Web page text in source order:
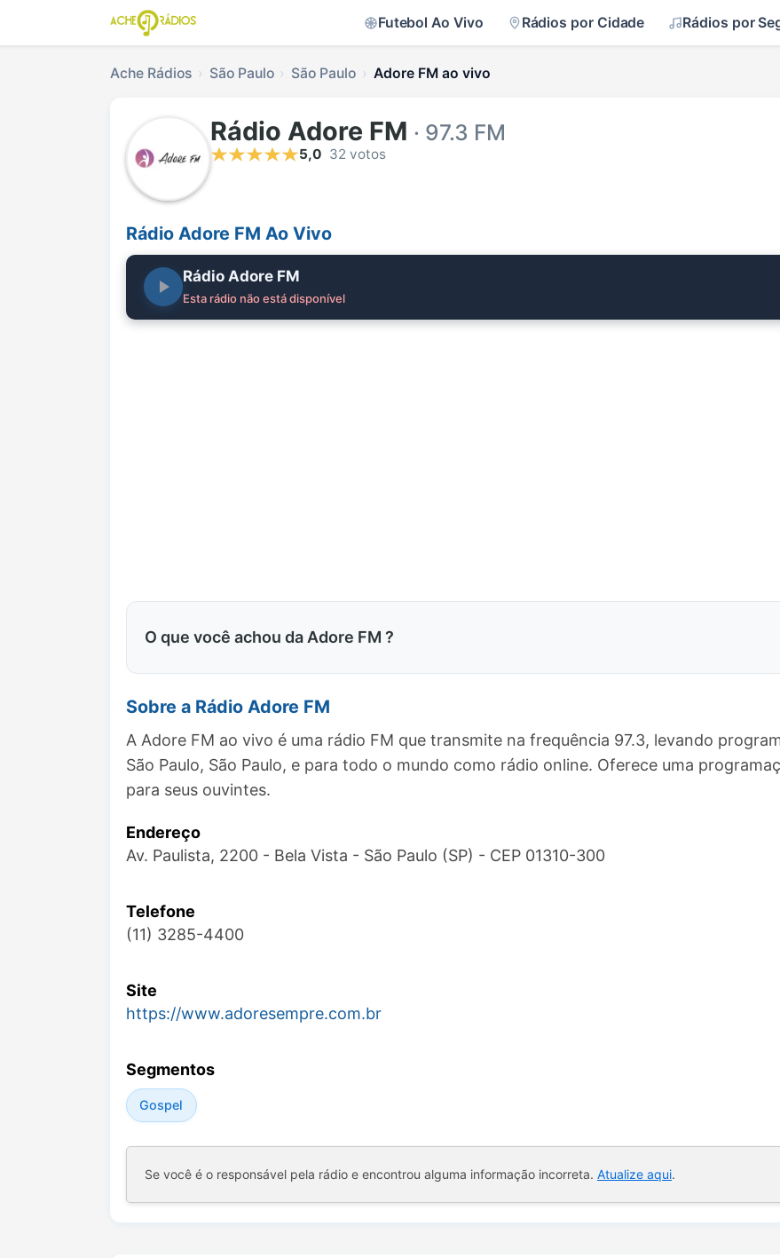
Futebol Ao Vivo Rádios por Cidade Rádios por
Ache Rádios São Paulo São Paulo Adore FM ao vivo
Rádio Adore FM · 97.3 FM
5,0 32 votos
Rádio Adore FM Ao Vivo
Rádio Adore FM
Esta rádio não está disponível
O que você achou da Adore FM ?
Sobre a Rádio Adore FM
A Adore FM ao vivo é uma rádio FM que transmite na frequência 97.3, levando
São Paulo, São Paulo, e para todo o mundo como rádio online. Oferece uma
para seus ouvintes.
Endereço
Av. Paulista, 2200 - Bela Vista - São Paulo (SP) - CEP 01310-300
Telefone
(11) 3285-4400
Site
https://www.adoresempre.com.br
Segmentos
Gospel
Se você é o responsável pela rádio e encontrou alguma informação incorreta. Atualize aqui.